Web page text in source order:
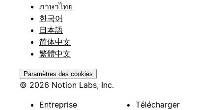
ภาษาไทย
한국어
日本語
简体中文
繁體中文
Paramètres des cookies
© 2026 Notion Labs, Inc.
Entreprise
Télécharger